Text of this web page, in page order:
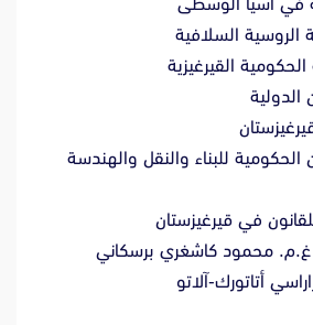
الحكومية للبناء والنقل والهندسة